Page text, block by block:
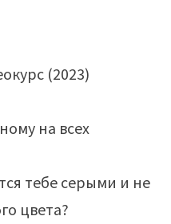
на всех
тебе серыми и не
цвета?